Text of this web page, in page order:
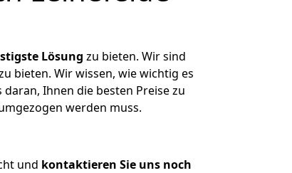
Lösung zu bieten. Wir sind
bieten. Wir wissen, wie wichtig es
Ihnen die besten Preise zu
werden muss.
und kontaktieren Sie uns noch